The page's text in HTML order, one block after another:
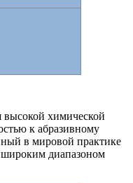
высокой химической
к абразивному
в мировой практике
широким диапазоном